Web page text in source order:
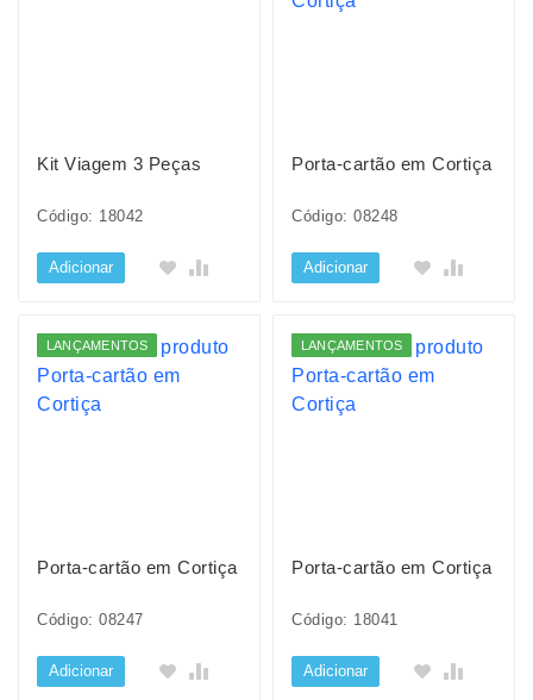
Kit Viagem 3 Peças
Código: 18042
Adicionar
Porta-cartão em Cortiça
Código: 08248
Adicionar
LANÇAMENTOS
Porta-cartão em Cortiça
Código: 08247
Adicionar
LANÇAMENTOS
Porta-cartão em Cortiça
Código: 18041
Adicionar